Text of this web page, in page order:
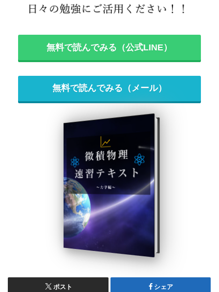
無料で読んでみる（公式LINE）
無料で読んでみる（メール）
ポスト シェア